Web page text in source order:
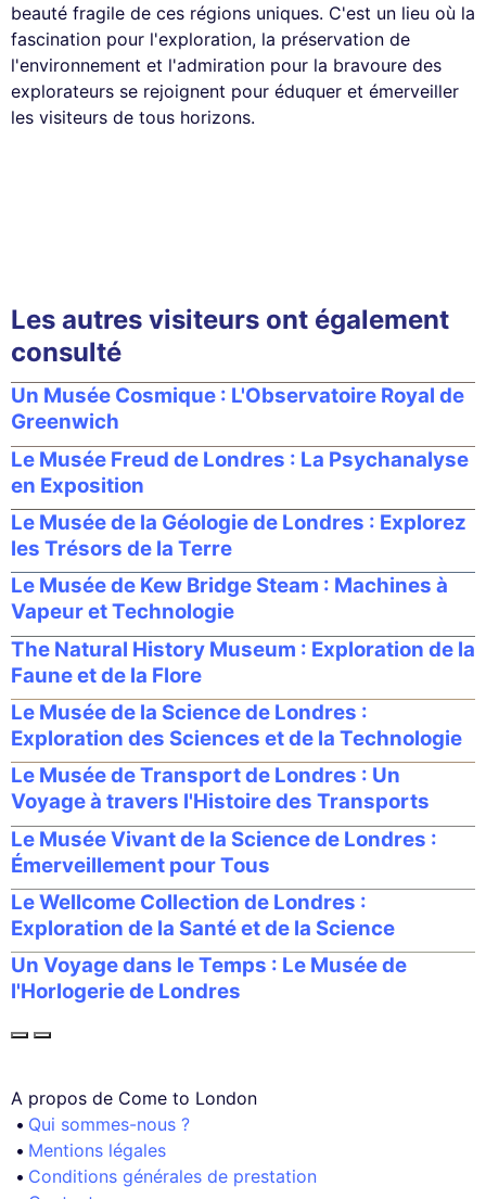
beauté fragile de ces régions uniques. C'est un lieu où la
fascination pour l'exploration, la préservation de
l'environnement et l'admiration pour la bravoure des
explorateurs se rejoignent pour éduquer et émerveiller
les visiteurs de tous horizons.
Les autres visiteurs ont également
consulté
Un Musée Cosmique : L'Observatoire Royal de
Greenwich
Le Musée Freud de Londres : La Psychanalyse
en Exposition
Le Musée de la Géologie de Londres : Explorez
les Trésors de la Terre
Le Musée de Kew Bridge Steam : Machines à
Vapeur et Technologie
The Natural History Museum : Exploration de la
Faune et de la Flore
Le Musée de la Science de Londres :
Exploration des Sciences et de la Technologie
Le Musée de Transport de Londres : Un
Voyage à travers l'Histoire des Transports
Le Musée Vivant de la Science de Londres :
Émerveillement pour Tous
Le Wellcome Collection de Londres :
Exploration de la Santé et de la Science
Un Voyage dans le Temps : Le Musée de
l'Horlogerie de Londres
A propos de Come to London
Qui sommes-nous ?
Mentions légales
Conditions générales de prestation